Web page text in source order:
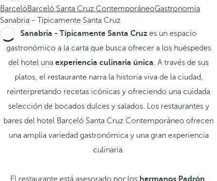
BarcelóBarceló Santa Cruz ContemporáneoGastronomía
Sanabria - Típicamente Santa Cruz
Sanabria - Típicamente Santa Cruz es un espacio
gastronómico a la carta que busca ofrecer a los huéspedes
del hotel una experiencia culinaria única. A través de sus
platos, el restaurante narra la historia viva de la ciudad,
reinterpretando recetas icónicas y ofreciendo una cuidada
selección de bocados dulces y salados. Los restaurantes y
bares del hotel Barceló Santa Cruz Contemporáneo ofrecen
una amplia variedad gastronómica y una gran experiencia
culinaria.
El restaurante está asesorado por los hermanos Padrón,